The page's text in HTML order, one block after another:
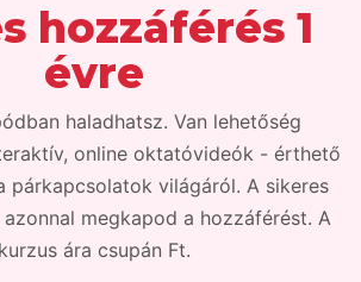
hozzáférés 1
évre
haladhatsz. Van lehetőség
online oktatóvideók - érthető
párkapcsolatok világáról. A sikeres
megkapod a hozzáférést. A
kurzus ára csupán Ft.